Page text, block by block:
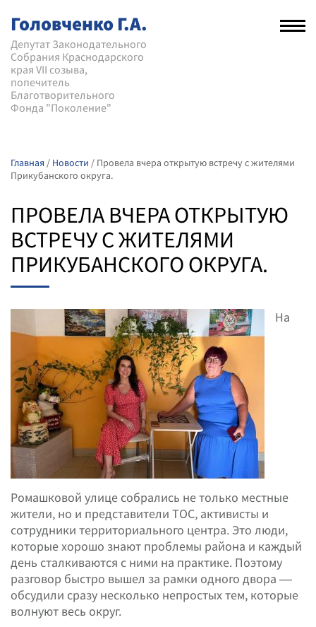
Головченко Г.А.
Депутат Законодательного
Собрания Краснодарского
края VII созыва,
попечитель
Благотворительного
Фонда "Поколение"
Главная / Новости / Провела вчера открытую встречу с жителями
Прикубанского округа.
ПРОВЕЛА ВЧЕРА ОТКРЫТУЮ
ВСТРЕЧУ С ЖИТЕЛЯМИ
ПРИКУБАНСКОГО ОКРУГА.
На
Ромашковой улице собрались не только местные
жители, но и представители ТОС, активисты и
сотрудники территориального центра. Это люди,
которые хорошо знают проблемы района и каждый
день сталкиваются с ними на практике. Поэтому
разговор быстро вышел за рамки одного двора —
обсудили сразу несколько непростых тем, которые
волнуют весь округ.